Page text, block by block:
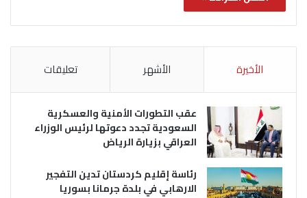
الأخيرة الأشهر تعليقات
عقب التطورات الأمنية والعسكرية
السعودية تجدد دعوتها لرئيس الوزراء
العراقي بزيارة الرياض
رئاسة إقليم كردستان تدين التفجير
الارهابي في بلدة جرمانا بسوريا